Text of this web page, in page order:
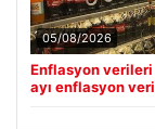
05/08/2026
Enflasyon verileri
ayı enflasyon